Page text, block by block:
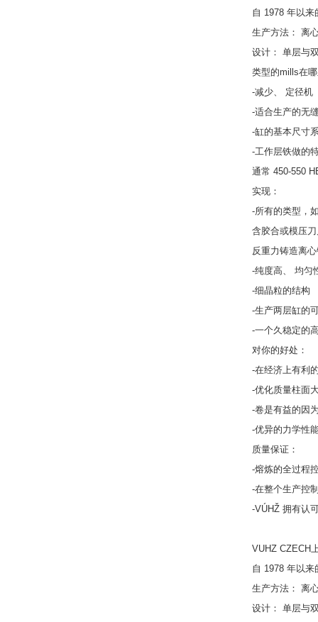
自 1978 年以来
生产方法： 离
设计： 单层与
类型的mills在
-减少、 定径机
-适合生产的无
-缸的基本尺寸
-工作层铁做的
通常 450-550
实现：
-所有的类型，
含胶合或模压
反重力铸造离
-纯度高、 均匀
-细晶粒的结构
-生产两层缸的
-一个久稳定的
对你的好处：
-在经济上有利
-优化质量柱面
-卷是有益的因
-优异的力学性
质量保证：
-熔炼的全过程
-在整个生产控
-VÚHŽ 拥有认
VUHZ CZECH
自 1978 年以来
生产方法： 离
设计： 单层与